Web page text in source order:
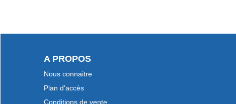
A PROPOS
Nous connaitre
Plan d'accès
Conditions de vente